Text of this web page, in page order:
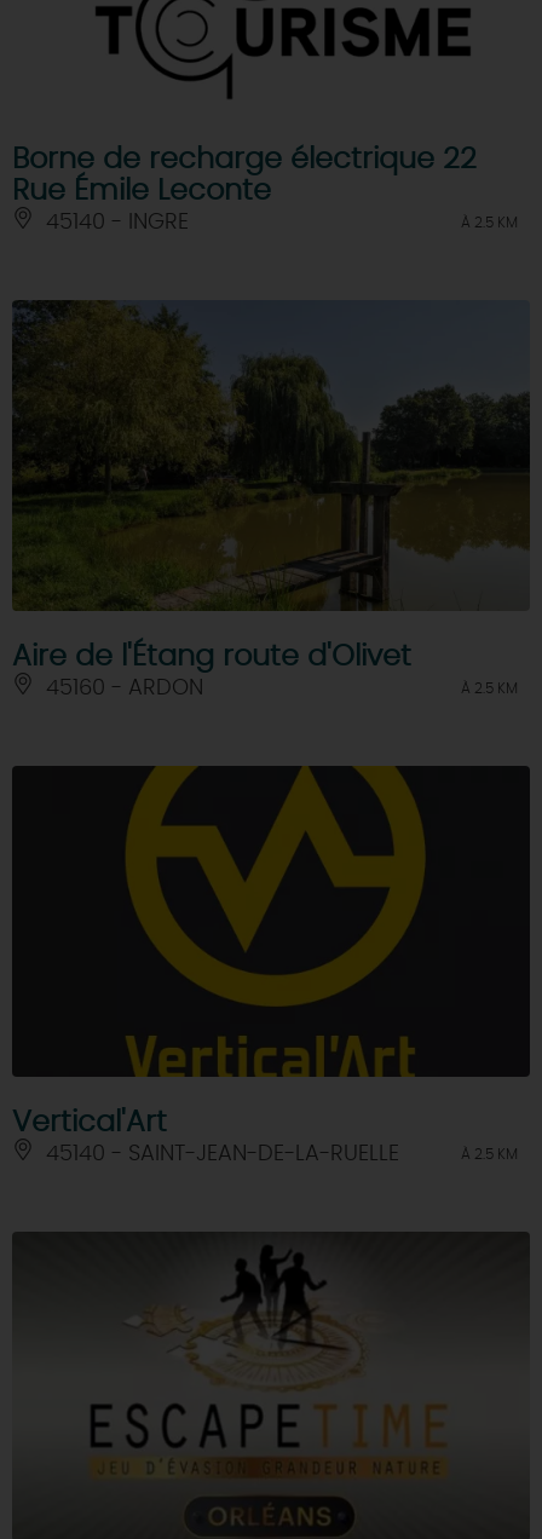
Borne de recharge électrique 22
Rue Émile Leconte
45140 - INGRE À 2.5 KM
Aire de l'Étang route d'Olivet
45160 - ARDON À 2.5 KM
Vertical'Art
45140 - SAINT-JEAN-DE-LA-RUELLE À 2.5 KM